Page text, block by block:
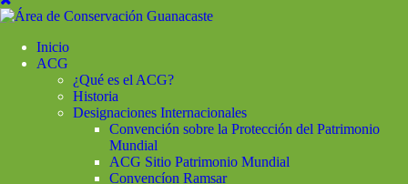
Inicio
ACG
¿Qué es el ACG?
Historia
Designaciones Internacionales
Convención sobre la Protección del Patrimonio
Mundial
ACG Sitio Patrimonio Mundial
Convencíon Ramsar